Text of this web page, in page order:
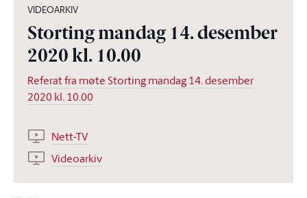
VIDEOARKIV
Storting mandag 14. desember
2020 kl. 10.00
Referat fra møte Storting mandag 14. desember
2020 kl. 10.00
Nett-TV
Videoarkiv